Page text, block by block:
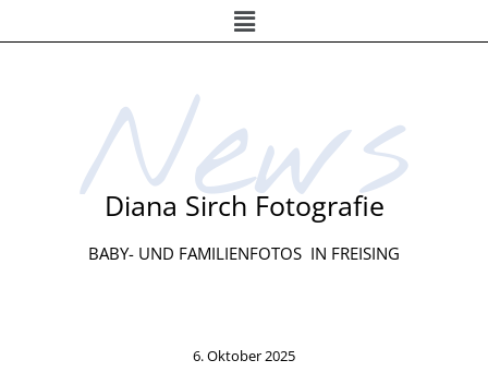
springen
Menü
News
Diana Sirch Fotografie
BABY- UND FAMILIENFOTOS IN FREISING
6. Oktober 2025